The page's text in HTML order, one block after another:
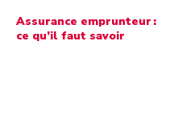
Assurance emprunteur :
ce qu’il faut savoir